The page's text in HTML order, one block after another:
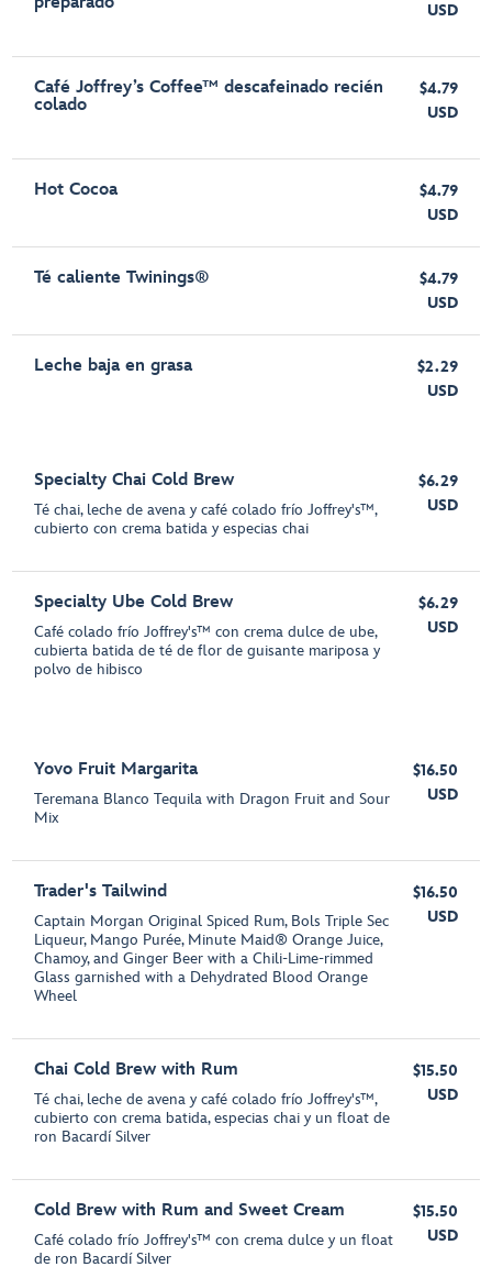
USD
Café Joffrey’s Coffee™ descafeinado recién
colado
$4.79
USD
Hot Cocoa
$4.79
USD
Té caliente Twinings®
$4.79
USD
Leche baja en grasa
$2.29
USD
Specialty Chai Cold Brew
Té chai, leche de avena y café colado frío Joffrey's™,
cubierto con crema batida y especias chai
$6.29
USD
Specialty Ube Cold Brew
Café colado frío Joffrey's™ con crema dulce de ube,
cubierta batida de té de flor de guisante mariposa y
polvo de hibisco
$6.29
USD
Yovo Fruit Margarita
Teremana Blanco Tequila with Dragon Fruit and Sour
Mix
$16.50
USD
Trader's Tailwind
Captain Morgan Original Spiced Rum, Bols Triple Sec
Liqueur, Mango Purée, Minute Maid® Orange Juice,
Chamoy, and Ginger Beer with a Chili-Lime-rimmed
Glass garnished with a Dehydrated Blood Orange
Wheel
$16.50
USD
Chai Cold Brew with Rum
Té chai, leche de avena y café colado frío Joffrey's™,
cubierto con crema batida, especias chai y un float de
ron Bacardí Silver
$15.50
USD
Cold Brew with Rum and Sweet Cream
Café colado frío Joffrey's™ con crema dulce y un float
de ron Bacardí Silver
$15.50
USD